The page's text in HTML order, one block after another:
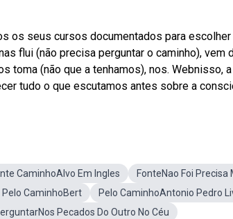
os seus cursos documentados para escolher
flui (não precisa perguntar o caminho), vem
toma (não que a tenhamos), nos. Webnisso,
tudo o que escutamos antes sobre a
CaminhoAlvo Em Ingles
FonteNao Foi Precisa
CaminhoBert
Pelo CaminhoAntonio Pedro
Pecados Do Outro No Céu